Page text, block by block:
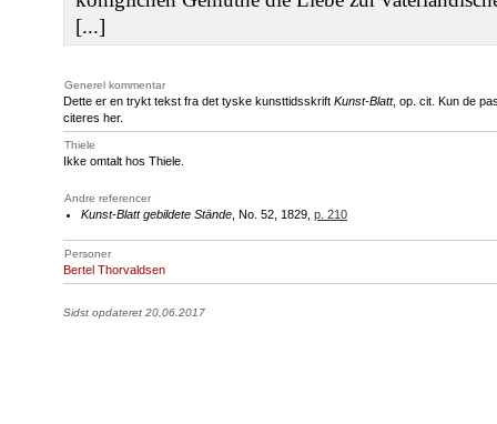
[...]
Generel kommentar
Dette er en trykt tekst fra det tyske kunsttidsskrift Kunst-Blatt, op. cit. Kun de
citeres her.
Thiele
Ikke omtalt hos Thiele.
Andre referencer
Kunst-Blatt gebildete Stände , No. 52, 1829, p. 210
Personer
Bertel Thorvaldsen
Sidst opdateret 20.06.2017